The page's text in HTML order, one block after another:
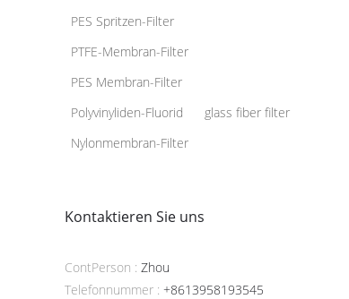
PES Spritzen-Filter
PTFE-Membran-Filter
PES Membran-Filter
Polyvinyliden-Fluorid
glass fiber filter
Nylonmembran-Filter
Kontaktieren Sie uns
ContPerson : Zhou
Telefonnummer : +8613958193545